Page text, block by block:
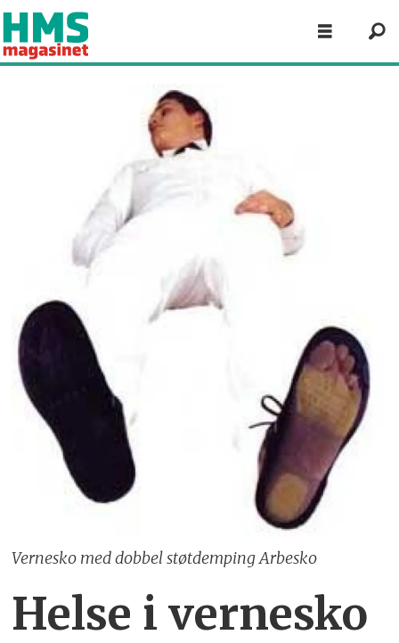
Vernesko med dobbel støtdemping Arbesko
Helse i vernesko